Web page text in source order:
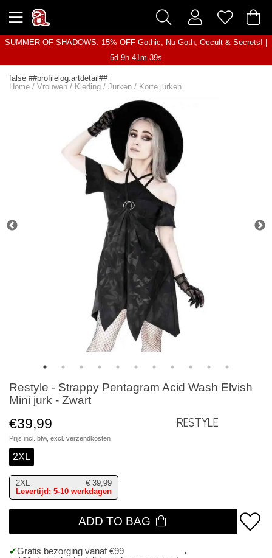
SUMMER OF SHADOWS: 15% OFF Gothic, Nu Goth, Occult & Secrets! |
5d 9h 41m 39s
false ##profilelog.artdetail##
Home / Vrouwen / Kleding / Jurken / Korte jurken
Restyle - Strappy Pentagram Acid Wash Elvish
Mini jurk - Zwart
€39,99
Prijs incl. btw, excl. verzendkosten
Restyle
2XL
2XL € 39,99
Levertijd: 5-10 werkdagen
ADD TO BAG
Gratis bezorging vanaf €99